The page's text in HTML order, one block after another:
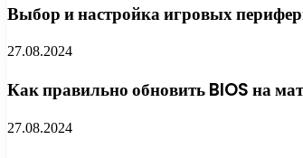
Выбор и настройка игровых
27.08.2024
Как правильно обновить BIOS на
27.08.2024